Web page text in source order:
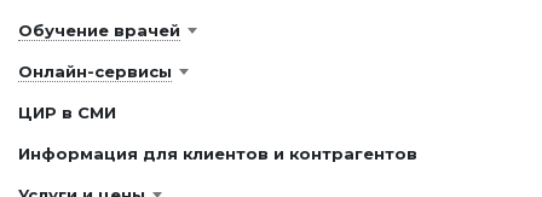
Обучение врачей
Онлайн-сервисы
ЦИР в СМИ
Информация для клиентов и контрагентов